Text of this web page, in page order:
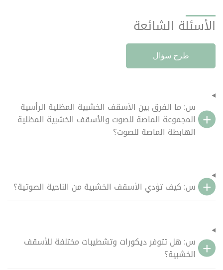
الأسئلة الشائعة
طرح سؤال
س: ما الفرق بين الأسقف الخشبية المظلية الرأسية
المجموعة الماصة للصوت والأسقف الخشبية المظلية
الهابطة الماصة للصوت؟
س: كيف تؤدي الأسقف الخشبية من الناحية الصوتية؟
س: هل تتوفر ديكورات وتشطيبات مختلفة للأسقف
الخشبية؟